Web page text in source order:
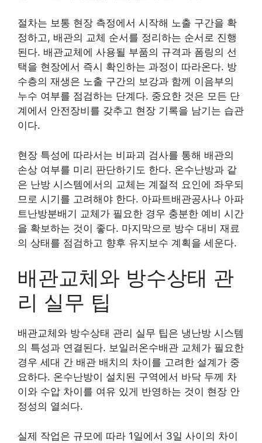
절차는 보통 현장 측정에서 시작해 노출 구간을 확
정하고, 배관의 교체 순서를 정리하는 순서로 진행
된다. 배관교체에 사용될 부품의 규격과 폼링의 선
택을 현장에서 즉시 확인하는 과정이 따라온다. 방
수층의 재생은 노출 구간의 보강과 함께 이음부의
누수 여부를 점검하는 단계다. 중요한 것은 모든 단
계에서 안전장비를 갖추고 현장 기록을 남기는 습관
이다.
현장 특성에 따라서는 비파괴 검사를 통해 배관의
손상 여부를 미리 판단하기도 한다. 온수난방과 같
은 난방 시스템에서의 교체는 계절적 요인에 좌우되
므로 시기를 고려해야 한다. 아파트배관공사나 아파
트난방분배기 교체가 필요한 경우 충분한 예비 시간
을 확보하는 것이 좋다. 마지막으로 방수 대비 재료
의 상태를 점검하고 향후 유지보수 계획을 세운다.
배관교체와 방수상태 관
리 실무 팁
배관교체와 방수상태 관리 실무 팁은 냉난방 시스템
의 특성과 연결된다. 보일러온수배관 교체가 필요한
경우 세대 간 배관 배치의 차이를 고려한 설계가 중
요하다. 온수난방이 설치된 구역에서 바닥 두께 차
이와 수압 차이를 여유 있게 반영하는 것이 현장 안
정성의 열쇠다.
실제 작업은 규모에 따라 1일에서 3일 사이의 차이